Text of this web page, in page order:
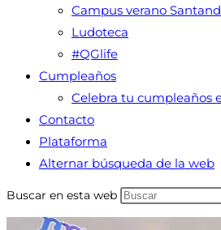
Campus verano
Ludoteca
#QGlife
Cumpleaños
Celebra tu cumpleaños
Contacto
Plataforma
Alternar búsqueda de la web
Buscar en esta web